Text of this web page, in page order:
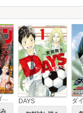
週刊少年マガジン DAYS ダ